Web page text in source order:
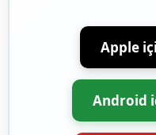
Apple
Android